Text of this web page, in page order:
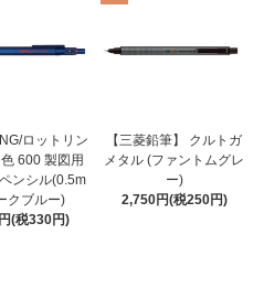
ロットリン
600 製図用
ンシル(0.5m
クブルー)
(税330円)
【三菱鉛筆】 クルトガ
メタル (ファントムグレ
ー)
2,750円(税250円)